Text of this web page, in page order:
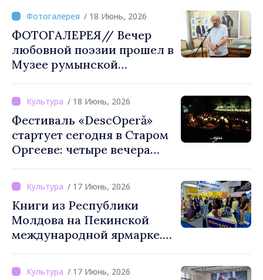
которая имела смелость
отстаивать правду,
честность и любовь к
народу»
/ 18 Июнь, 2026
ФОТОГАЛЕРЕЯ// Вечер
любовной поэзии прошел в
Музее румынской
/ 18 Июнь, 2026
Фестиваль «DescOperă»
стартует сегодня в Старом
Оргееве: четыре вечера
открытым небом
/ 17 Июнь, 2026
Книги из Республики
Молдова на Пекинской
международной ярмарке.
«Возможность для
/ 17 Июнь, 2026